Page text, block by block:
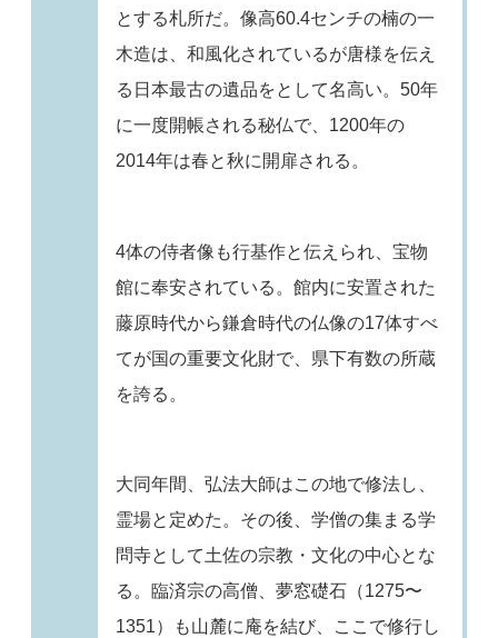
とする札所だ。像高60.4センチの楠の一
木造は、和風化されているが唐様を伝え
る日本最古の遺品をとして名高い。50年
に一度開帳される秘仏で、1200年の
2014年は春と秋に開扉される。
4体の侍者像も行基作と伝えられ、宝物
館に奉安されている。館内に安置された
藤原時代から鎌倉時代の仏像の17体すべ
てが国の重要文化財で、県下有数の所蔵
を誇る。
大同年間、弘法大師はこの地で修法し、
霊場と定めた。その後、学僧の集まる学
問寺として土佐の宗教・文化の中心とな
る。臨済宗の高僧、夢窓礎石（1275〜
1351）も山麓に庵を結び、ここで修行し